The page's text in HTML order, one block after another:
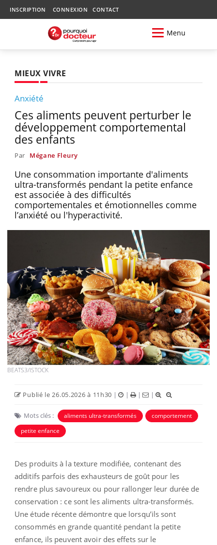
INSCRIPTION CONNEXION CONTACT
Menu
MIEUX VIVRE
Anxiété
Ces aliments peuvent perturber le
développement comportemental
des enfants
Par Mégane Fleury
Une consommation importante d'aliments
ultra-transformés pendant la petite enfance
est associée à des difficultés
comportementales et émotionnelles comme
l’anxiété ou l'hyperactivité.
BEATS3/ISTOCK
Publié le 26.05.2026 à 11h30 | | | |
Mots clés : aliments ultra-transformés
comportement
petite enfance
Des produits à la texture modifiée, contenant des
additifs parfois des exhausteurs de goût pour les
rendre plus savoureux ou pour rallonger leur durée de
conservation : ce sont les aliments ultra-transformés.
Une étude récente démontre que lorsqu’ils sont
consommés en grande quantité pendant la petite
enfance, ils peuvent avoir des effets sur le